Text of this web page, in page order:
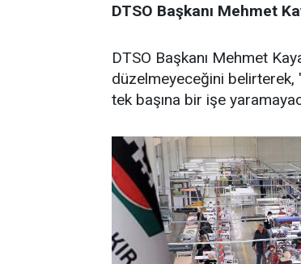
DTSO Başkanı Mehmet
DTSO Başkanı Mehmet
düzelmeyeceğini belirterek,
tek başına bir işe